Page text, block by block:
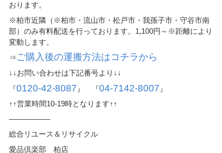
おります。
※柏市近隣（※柏市・流山市・松戸市・我孫子市・守谷市南
部）のみ有料配送を行っております。1,100円～※距離により
変動します。
⇒ご購入後の運搬方法はコチラから
↓↓お問い合わせは下記番号より↓↓
『0120-42-8087 』 『04-7142-8007 』
↑↑営業時間10-19時となります↑↑
—————–
総合リユース＆リサイクル
愛品倶楽部 柏店